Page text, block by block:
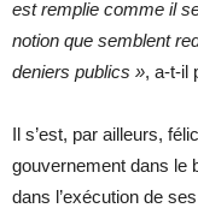
est remplie comme il
notion que semblent
deniers publics », a-t-il
Il s’est, par ailleurs,
gouvernement dans le
dans l’exécution de